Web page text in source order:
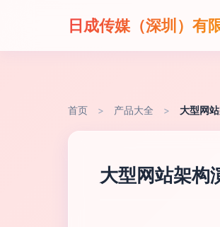
日成传媒（深圳）有
首页 > 产品大全 > 大型网
大型网站架构